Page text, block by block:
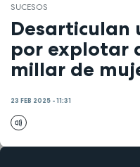
SUCESOS
Desarticulan
por explotar
millar de
23 FEB 2025 - 11:31